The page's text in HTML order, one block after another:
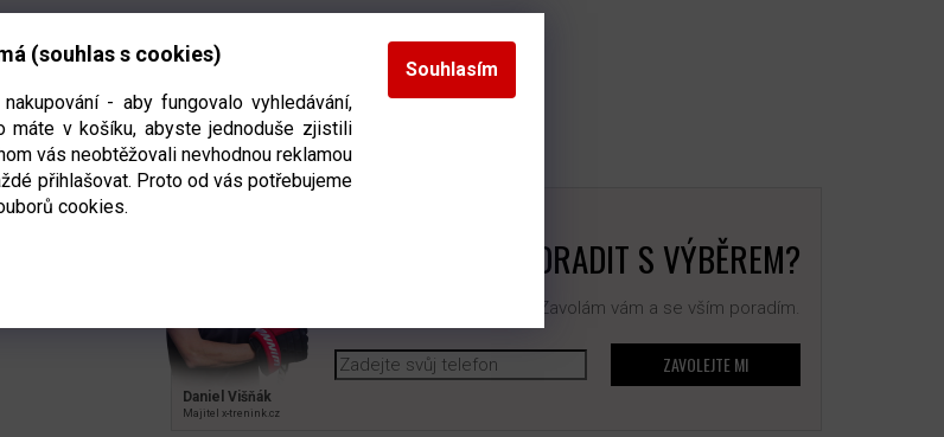
(souhlas s cookies)
- aby fungovalo vyhledávání,
máte v košíku, abyste jednoduše zjistili
vás neobtěžovali nevhodnou reklamou
přihlašovat. Proto od vás potřebujeme
cookies.
Souhlasím
Daniel Višňák
Majitel x‑trenink.cz
POTŘEBUJETE PORADIT S VÝBĚREM?
Nechte mi na sebe číslo. Zavolám vám a se vším poradím.
ZAVOLEJTE MI